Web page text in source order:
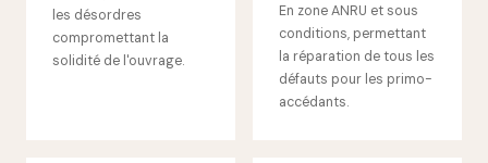
les désordres
compromettant la
solidité de l'ouvrage.
En zone ANRU et sous
conditions, permettant
la réparation de tous les
défauts pour les primo-
accédants.